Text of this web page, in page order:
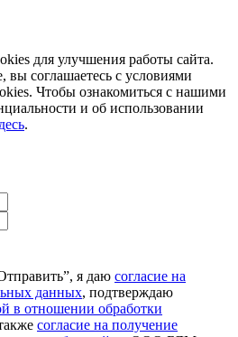
для улучшения работы сайта.
вы соглашаетесь с условиями
Чтобы ознакомиться с нашими
и об использовании
.
я даю согласие на
данных, подтверждаю
в отношении обработки
согласие на получение